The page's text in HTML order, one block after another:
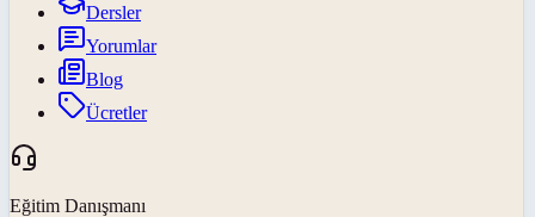
Dersler
Yorumlar
Blog
Ücretler
Eğitim Danışmanı